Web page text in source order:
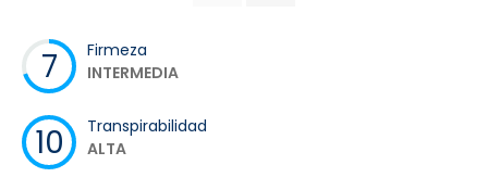
7
Firmeza
INTERMEDIA
10
Transpirabilidad
ALTA